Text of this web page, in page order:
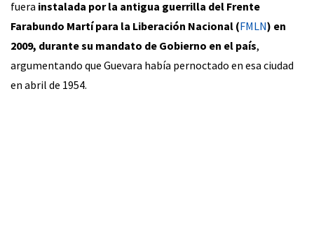
fuera instalada por la antigua guerrilla del Frente
Farabundo Martí para la Liberación Nacional (FMLN) en
2009, durante su mandato de Gobierno en el país,
argumentando que Guevara había pernoctado en esa ciudad
en abril de 1954.